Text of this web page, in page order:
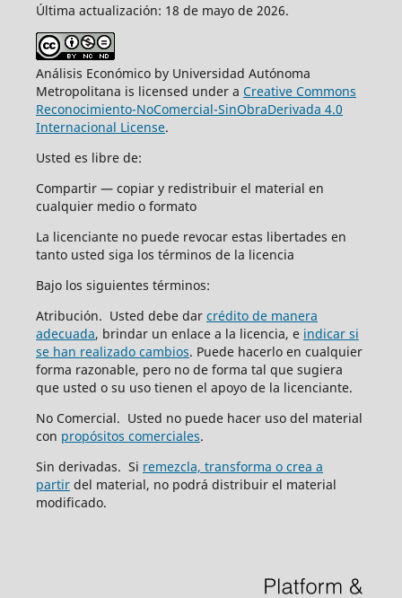
Última actualización: 18 de mayo de 2026.
Análisis Económico by Universidad Autónoma
Metropolitana is licensed under a Creative Commons
Reconocimiento-NoComercial-SinObraDerivada 4.0
Internacional License.
Usted es libre de:
Compartir — copiar y redistribuir el material en
cualquier medio o formato
La licenciante no puede revocar estas libertades en
tanto usted siga los términos de la licencia
Bajo los siguientes términos:
Atribución. Usted debe dar crédito de manera
adecuada, brindar un enlace a la licencia, e indicar si
se han realizado cambios. Puede hacerlo en cualquier
forma razonable, pero no de forma tal que sugiera
que usted o su uso tienen el apoyo de la licenciante.
No Comercial. Usted no puede hacer uso del material
con propósitos comerciales.
Sin derivadas. Si remezcla, transforma o crea a
partirdel material, no podrá distribuir el material
modificado.